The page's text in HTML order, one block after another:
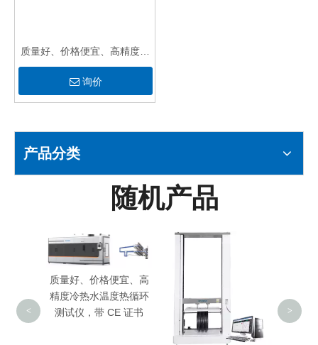
质量好、价格便宜、高精度冷
热水温度热循环测试仪，带
CE 证书
询价
产品分类
随机产品
质量好、价格便宜、高
精度冷热水温度热循环
测试仪，带 CE 证书
< >